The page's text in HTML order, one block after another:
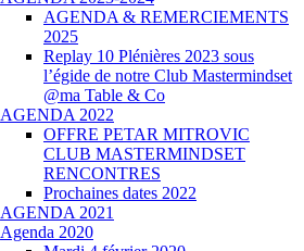
AGENDA & REMERCIEMENTS
2025
Replay 10 Plénières 2023 sous
l’égide de notre Club Mastermindset
@ma Table & Co
AGENDA 2022
OFFRE PETAR MITROVIC
CLUB MASTERMINDSET
RENCONTRES
Prochaines dates 2022
AGENDA 2021
Agenda 2020